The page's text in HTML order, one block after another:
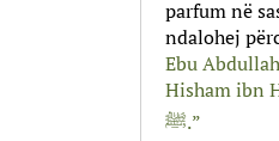
parfum në
ndalohej
Ebu
Hisham ibn
ﷺ.”